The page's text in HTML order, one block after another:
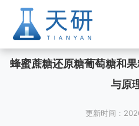
蜂蜜蔗糖还原糖葡萄糖和
与原
更新时间：